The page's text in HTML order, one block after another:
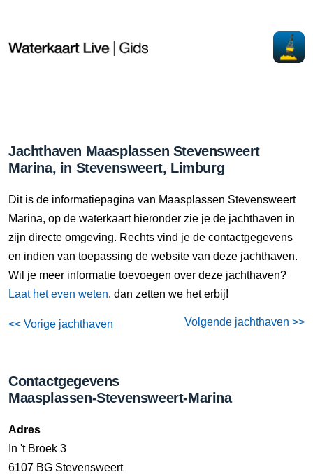
Jachthaven Maasplassen Stevensweert
Marina, in Stevensweert, Limburg
Dit is de informatiepagina van Maasplassen Stevensweert
Marina, op de waterkaart hieronder zie je de jachthaven in
zijn directe omgeving. Rechts vind je de contactgegevens
en indien van toepassing de website van deze jachthaven.
Wil je meer informatie toevoegen over deze jachthaven?
Laat het even weten, dan zetten we het erbij!
<< Vorige jachthaven Volgende jachthaven >>
Contactgegevens
Maasplassen-Stevensweert-Marina
Adres
In 't Broek 3
6107 BG Stevensweert